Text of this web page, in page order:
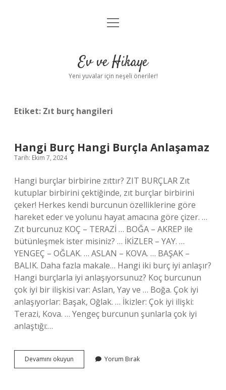
Anasayfa
Yasal Uyarı
menüyü
Ev ve Hikaye
Yeni yuvalar için neşeli öneriler!
Etiket: Zıt burç hangileri
Hangi Burç Hangi Burçla Anlaşamaz
Tarih: Ekim 7, 2024
Hangi burçlar birbirine zıttır? ZIT BURÇLAR Zıt
kutuplar birbirini çektiğinde, zıt burçlar birbirini
çeker! Herkes kendi burcunun özelliklerine göre
hareket eder ve yolunu hayat amacına göre çizer. …
Zıt burcunuz KOÇ – TERAZİ … BOĞA – AKREP ile
bütünleşmek ister misiniz? … İKİZLER – YAY. …
YENGEÇ – OĞLAK. … ASLAN – KOVA. … BAŞAK –
BALIK. Daha fazla makale… Hangi iki burç iyi anlaşır?
Hangi burçlarla iyi anlaşıyorsunuz? Koç burcunun
çok iyi bir ilişkisi var: Aslan, Yay ve … Boğa. Çok iyi
anlaşıyorlar: Başak, Oğlak. … İkizler: Çok iyi ilişki:
Terazi, Kova. … Yengeç burcunun şunlarla çok iyi
anlaştığı:…
Devamını okuyun
Burç
Yorum Bırak